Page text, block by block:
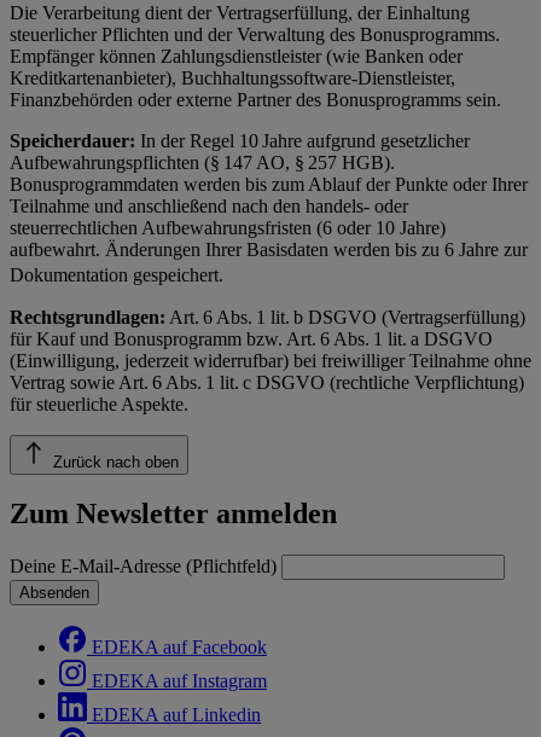
Die Verarbeitung dient der Vertragserfüllung, der Einhaltung
steuerlicher Pflichten und der Verwaltung des Bonusprogramms.
Empfänger können Zahlungsdienstleister (wie Banken oder
Kreditkartenanbieter), Buchhaltungssoftware-Dienstleister,
Finanzbehörden oder externe Partner des Bonusprogramms sein.
Speicherdauer: In der Regel 10 Jahre aufgrund gesetzlicher
Aufbewahrungspflichten (§ 147 AO, § 257 HGB).
Bonusprogrammdaten werden bis zum Ablauf der Punkte oder Ihrer
Teilnahme und anschließend nach den handels- oder
steuerrechtlichen Aufbewahrungsfristen (6 oder 10 Jahre)
aufbewahrt. Änderungen Ihrer Basisdaten werden bis zu 6 Jahre zur
Dokumentation gespeichert.
Rechtsgrundlagen: Art. 6 Abs. 1 lit. b DSGVO (Vertragserfüllung)
für Kauf und Bonusprogramm bzw. Art. 6 Abs. 1 lit. a DSGVO
(Einwilligung, jederzeit widerrufbar) bei freiwilliger Teilnahme ohne
Vertrag sowie Art. 6 Abs. 1 lit. c DSGVO (rechtliche Verpflichtung)
für steuerliche Aspekte.
Zurück nach oben
Zum Newsletter anmelden
Deine E-Mail-Adresse (Pflichtfeld)
Absenden
EDEKA auf Facebook
EDEKA auf Instagram
EDEKA auf Linkedin